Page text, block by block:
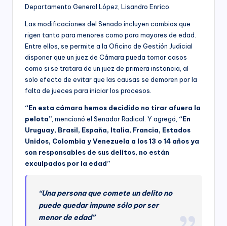
Departamento General López, Lisandro Enrico.
Las modificaciones del Senado incluyen cambios que
rigen tanto para menores como para mayores de edad.
Entre ellos, se permite a la Oficina de Gestión Judicial
disponer que un juez de Cámara pueda tomar casos
como si se tratara de un juez de primera instancia, al
solo efecto de evitar que las causas se demoren por la
falta de jueces para iniciar los procesos.
“En esta cámara hemos decidido no tirar afuera la
pelota” , mencionó el Senador Radical. Y agregó, “En
Uruguay, Brasil, España, Italia, Francia, Estados
Unidos, Colombia y Venezuela a los 13 o 14 años ya
son responsables de sus delitos, no están
exculpados por la edad”
“Una persona que comete un delito no
puede quedar impune sólo por ser
menor de edad”